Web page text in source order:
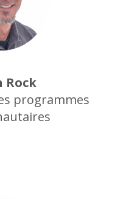
Rock
programmes